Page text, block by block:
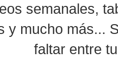
semanales,
y mucho más...
faltar entre